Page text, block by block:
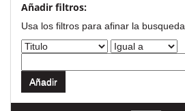
Añadir filtros:
Usa los filtros para afinar la busqueda.